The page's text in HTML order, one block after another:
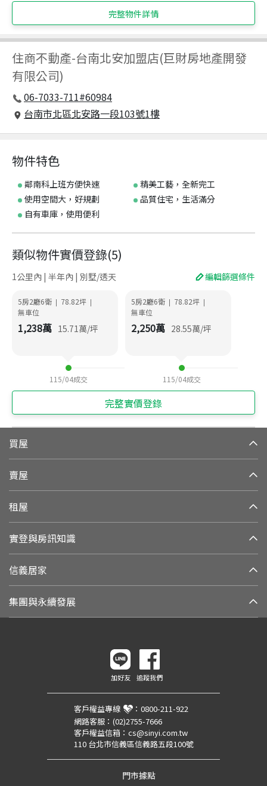
完整物件詳情
住商不動產-台南北安加盟店(巨財房地產開發
有限公司)
06-7033-711#60984
台南市北區北安路一段103號1樓
物件特色
鄰南科上班方便快速
精美工藝，全新完工
使用空間大，好規劃
品質住宅，生活滿分
自有車庫，使用便利
類似物件實價登錄(5)
1公里內 | 半年內 | 別墅/透天 編輯篩選條件
5房2廳6衛 | 78.82坪 |
無車位
1,238萬 15.71萬/坪
115/04成交
5房2廳6衛 | 78.82坪 |
無車位
2,250萬 28.55萬/坪
115/04成交
完整實價登錄
買屋
賣屋
租屋
實登與房訊知識
信義居家
集團與永續發展
加好友 追蹤我們
客戶權益專線 ： 0800-211-922
網路客服： (02)2755-7666
客戶權益信箱： cs@sinyi.com.tw
110 台北市信義區信義路五段100號
門市據點